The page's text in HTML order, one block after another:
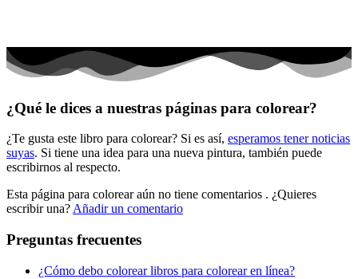
Halloween y otoño
Mandalas
Música e instrumentos musicales
Peluches y caballos
Primavera y pascua
Transporte
Verano y vacaciones
¿Qué le dices a nuestras páginas para colorear?
¿Te gusta este libro para colorear? Si es así, esperamos tener noticias
suyas. Si tiene una idea para una nueva pintura, también puede
escribirnos al respecto.
Esta página para colorear aún no tiene comentarios . ¿Quieres
escribir una? Añadir un comentario
Preguntas frecuentes
¿Cómo debo colorear libros para colorear en línea?